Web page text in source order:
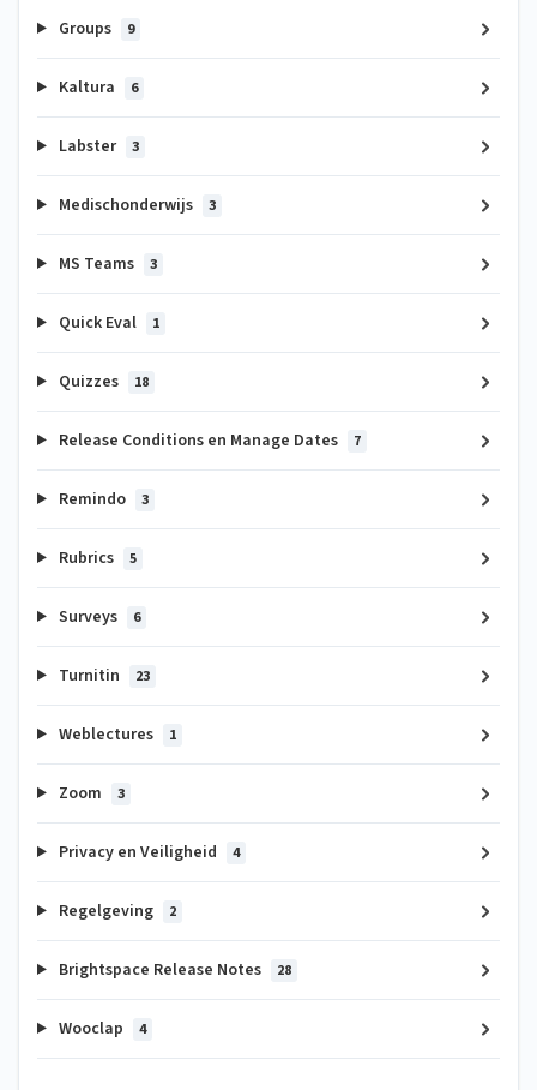
Groups 9
Kaltura 6
Labster 3
Medischonderwijs 3
MS Teams 3
Quick Eval 1
Quizzes 18
Release Conditions en Manage Dates 7
Remindo 3
Rubrics 5
Surveys 6
Turnitin 23
Weblectures 1
Zoom 3
Privacy en Veiligheid 4
Regelgeving 2
Brightspace Release Notes 28
Wooclap 4